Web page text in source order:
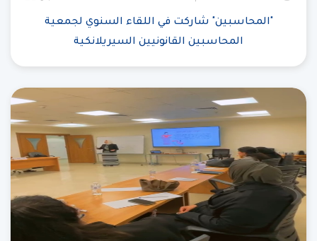
"المحاسبين" شاركت في اللقاء السنوي لجمعية
المحاسبين القانونيين السيريلانكية